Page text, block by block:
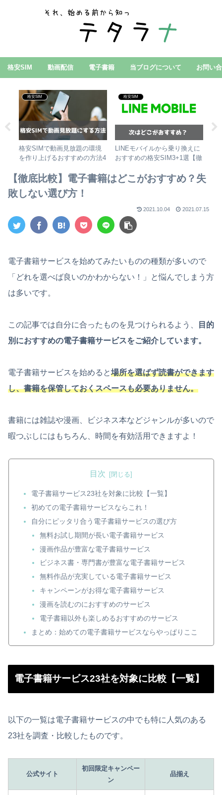
格安SIM 動画配信 電子書籍 当ブログについて お問い
格安SIM
格安SIMで動画見放題の環境
を作り上げるおすすめの方法4
格安SIM
LINEモバイルから乗り換えに
おすすめの格安SIM3+1選【徹
【徹底比較】電子書籍はどこがおすすめ？失
敗しない選び方！
2021.10.04 2021.07.15
電子書籍サービスを始めてみたいものの種類が多いので
「どれを選べば良いのかわからない！」と悩んでしまう方
は多いです。
この記事では自分に合ったものを見つけられるよう、
目的
別におすすめの電子書籍サービスをご紹介しています。
電子書籍サービスを始めると場所を選ばず読書ができます
し、書籍を保管しておくスペースも必要ありません。
書籍には雑誌や漫画、ビジネス本などジャンルが多いので
暇つぶしにはもちろん、時間を有効活用できますよ！
目次
電子書籍サービス23社を対象に比較【一覧】
初めての電子書籍サービスならこれ！
自分にピッタリ合う電子書籍サービスの選び方
無料お試し期間が長い電子書籍サービス
漫画作品が豊富な電子書籍サービス
ビジネス書・専門書が豊富な電子書籍サービス
無料作品が充実している電子書籍サービス
キャンペーンがお得な電子書籍サービス
漫画を読むのにおすすめのサービス
電子書籍以外も楽しめるおすすめのサービス
まとめ：始めての電子書籍サービスならやっぱりここ
電子書籍サービス23社を対象に比較【一覧】
以下の一覧は電子書籍サービスの中でも特に人気のある
23社を調査・比較したものです。
公式サイト
初回限定キャンペー
ン
品揃え